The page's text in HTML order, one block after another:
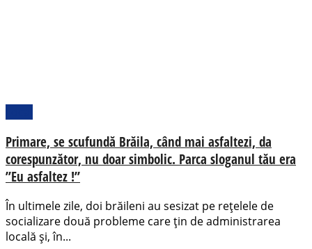
Primare, se scufundă Brăila, când mai asfaltezi, da
corespunzător, nu doar simbolic. Parca sloganul tău era
”Eu asfaltez !”
În ultimele zile, doi brăileni au sesizat pe rețelele de
socializare două probleme care țin de administrarea
locală și, în...